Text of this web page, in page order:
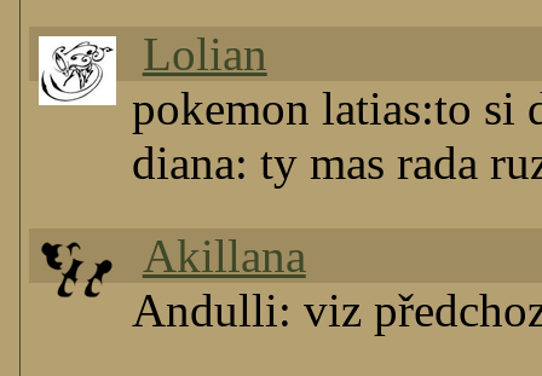
Lolian
pokemon latias:to si
diana: ty mas rada
Akillana
Andulli: viz